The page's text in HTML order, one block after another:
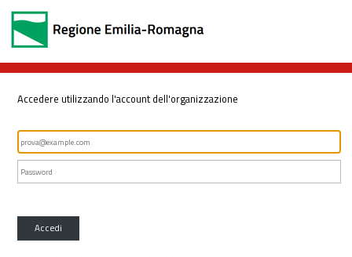
Accedere utilizzando l'account dell'organizzazione
Accedi